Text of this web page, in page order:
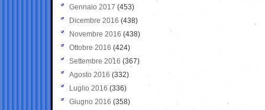
Gennaio 2017 (453)
Dicembre 2016 (438)
Novembre 2016 (438)
Ottobre 2016 (424)
Settembre 2016 (367)
Agosto 2016 (332)
Luglio 2016 (336)
Giugno 2016 (358)